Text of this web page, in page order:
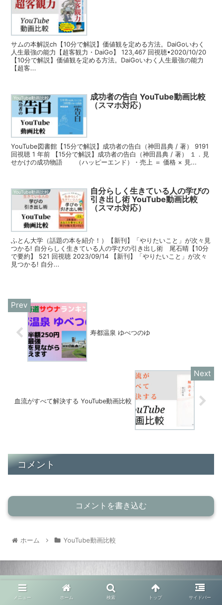
サムの本解説ch【10分で解説】価値観を定める方法。DaiGoいわく
人生最強の能力【超客観力・DaiGo】 123,467 回視聴•2020/10/20
【10分で解説】価値観を定める方法。DaiGoいわく人生最強の能力
【超客...
YouTube動画比較
成功者の告白 YouTube動画比較
（スマホ対応）
YouTube図書館【15分で解説】成功者の告白（神田昌典 / 著） 9191
回視聴 1 年前 【15分で解説】成功者の告白（神田昌典 / 著） １．見
せかけの成功物語 （ハッピーエンド）・売上 ＝ 価格 × 見...
YouTube動画比較
自分らしく生きている人の学びの
引き出し術 YouTube動画比較
（スマホ対応）
ふとん大学（話題の本を紹介！）【新刊】「やりたいこと」が次々見
つかる! 自分らしく生きている人の学びの引き出し術 尾石晴【10分
で要約】 521 回視聴 2023/09/14 【新刊】「やりたいこと」が次々
見つかる! 自分...
寿都温泉 ゆべつのゆ
血流がすべて解決する YouTube動画比較
コメント
コメントを書き込む
ホーム YouTube動画比較
メニュー ホーム 検索 トップ サイドバー